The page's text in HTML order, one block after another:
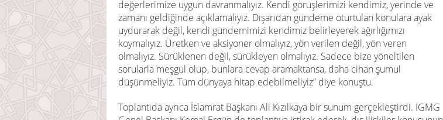
değerlerimize uygun davranmalıyız. Kendi görüşlerimizi kendimiz, yerinde ve
zamanı geldiğinde açıklamalıyız. Dışarıdan gündeme oturtulan konulara ayak
uydurarak değil, kendi gündemimizi kendimiz belirleyerek ağırlığımızı
koymalıyız. Üretken ve aksiyoner olmalıyız, yön verilen değil, yön veren
olmalıyız. Sürüklenen değil, sürükleyen olmalıyız. Sadece bize yöneltilen
sorularla meşgul olup, bunlara cevap aramaktansa, daha cihan şumul
düşünmeliyiz. Tüm dünyaya hitap edebilmeliyiz” diye konuştu.
Toplantıda ayrıca İslamrat Başkanı Ali Kızılkaya bir sunum gerçekleştirdi. IGMG